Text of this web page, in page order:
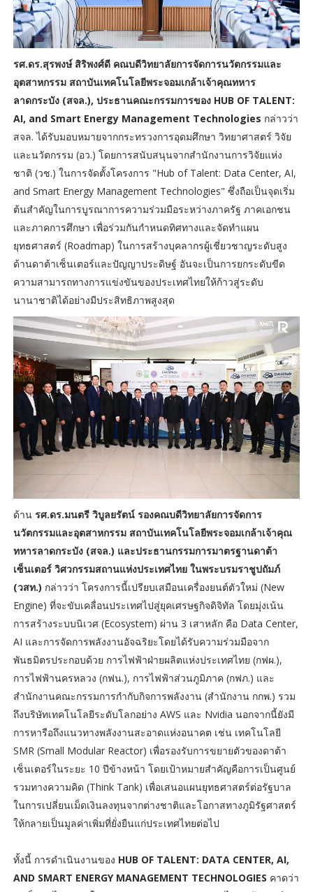
รศ.ดร.สุรพงษ์ สิริพงศ์ดี คณบดีวิทยาลัยการจัดการนวัตกรรมและ
อุตสาหกรรม สถาบันเทคโนโลยีพระจอมเกล้าเจ้าคุณทหาร
ลาดกระบัง (สจล.), ประธานคณะกรรมการของ HUB OF TALENT:
AI, and Smart Energy Management Technologies กล่าวว่า
สจล. ได้รับมอบหมายจากกระทรวงการอุดมศึกษา วิทยาศาสตร์ วิจัย
และนวัตกรรม (อว.) โดยการสนับสนุนจากสำนักงานการวิจัยแห่ง
ชาติ (วช.) ในการจัดตั้งโครงการ "Hub of Talent: Data Center, AI,
and Smart Energy Management Technologies" ซึ่งถือเป็นจุดเริ่ม
ต้นสำคัญในการบูรณาการความร่วมมือระหว่างภาครัฐ ภาคเอกชน
และภาคการศึกษา เพื่อร่วมกันกำหนดทิศทางและจัดทำแผน
ยุทธศาสตร์ (Roadmap) ในการสร้างบุคลากรผู้เชี่ยวชาญระดับสูง
ด้านดาต้าเซ็นเตอร์และปัญญาประดิษฐ์ อันจะเป็นการยกระดับขีด
ความสามารถทางการแข่งขันของประเทศไทยให้ก้าวสู่ระดับ
นานาชาติได้อย่างมีประสิทธิภาพสูงสุด
ด้าน รศ.ดร.มนตรี วิบูลยรัตน์ รองคณบดีวิทยาลัยการจัดการ
นวัตกรรมและอุตสาหกรรม สถาบันเทคโนโลยีพระจอมเกล้าเจ้าคุณ
ทหารลาดกระบัง (สจล.) และประธานกรรมการมาตรฐานดาต้า
เซ็นเตอร์ วิศวกรรมสถานแห่งประเทศไทย ในพระบรมราชูปถัมภ์
(วสท.) กล่าวว่า โครงการนี้เปรียบเสมือนเครื่องยนต์ตัวใหม่ (New
Engine) ที่จะขับเคลื่อนประเทศไปสู่ยุคเศรษฐกิจดิจิทัล โดยมุ่งเน้น
การสร้างระบบนิเวศ (Ecosystem) ผ่าน 3 เสาหลัก คือ Data Center,
AI และการจัดการพลังงานอัจฉริยะโดยได้รับความร่วมมือจาก
พันธมิตรประกอบด้วย การไฟฟ้าฝ่ายผลิตแห่งประเทศไทย (กฟผ.),
การไฟฟ้านครหลวง (กฟน.), การไฟฟ้าส่วนภูมิภาค (กฟภ.) และ
สำนักงานคณะกรรมการกำกับกิจการพลังงาน (สำนักงาน กกพ.) รวม
ถึงบริษัทเทคโนโลยีระดับโลกอย่าง AWS และ Nvidia นอกจากนี้ยังมี
การหารือถึงแนวทางพลังงานสะอาดแห่งอนาคต เช่น เทคโนโลยี
SMR (Small Modular Reactor) เพื่อรองรับการขยายตัวของดาต้า
เซ็นเตอร์ในระยะ 10 ปีข้างหน้า โดยเป้าหมายสำคัญคือการเป็นศูนย์
รวมทางความคิด (Think Tank) เพื่อเสนอแผนยุทธศาสตร์ต่อรัฐบาล
ในการเปลี่ยนเม็ดเงินลงทุนจากต่างชาติและโอกาสทางภูมิรัฐศาสตร์
ให้กลายเป็นมูลค่าเพิ่มที่ยั่งยืนแก่ประเทศไทยต่อไป
ทั้งนี้ การดำเนินงานของ HUB OF TALENT: DATA CENTER, AI,
AND SMART ENERGY MANAGEMENT TECHNOLOGIES คาดว่า